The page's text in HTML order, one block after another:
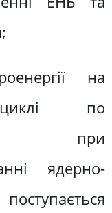
на
циклі по
при
ядерно-